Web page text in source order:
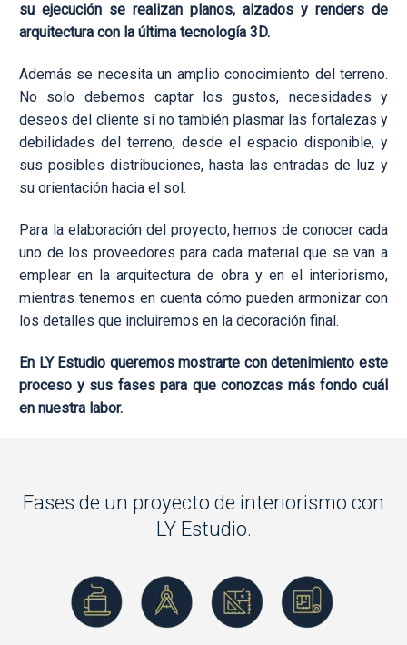
su ejecución se realizan planos, alzados y renders de
arquitectura con la última tecnología 3D.
Además se necesita un amplio conocimiento del terreno.
No solo debemos captar los gustos, necesidades y
deseos del cliente si no también plasmar las fortalezas y
debilidades del terreno, desde el espacio disponible, y
sus posibles distribuciones, hasta las entradas de luz y
su orientación hacia el sol.
Para la elaboración del proyecto, hemos de conocer cada
uno de los proveedores para cada material que se van a
emplear en la arquitectura de obra y en el interiorismo,
mientras tenemos en cuenta cómo pueden armonizar con
los detalles que incluiremos en la decoración final.
En LY Estudio queremos mostrarte con detenimiento este
proceso y sus fases para que conozcas más fondo cuál
en nuestra labor.
Fases de un proyecto de interiorismo con
LY Estudio.